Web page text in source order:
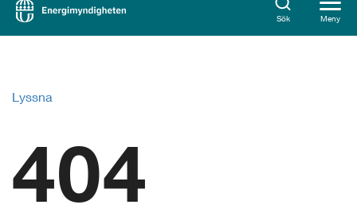
Sök Meny
Lyssna
404